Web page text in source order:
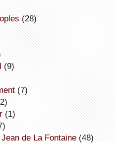
(28)
(9)
(7)
(1)
de La Fontaine(48)